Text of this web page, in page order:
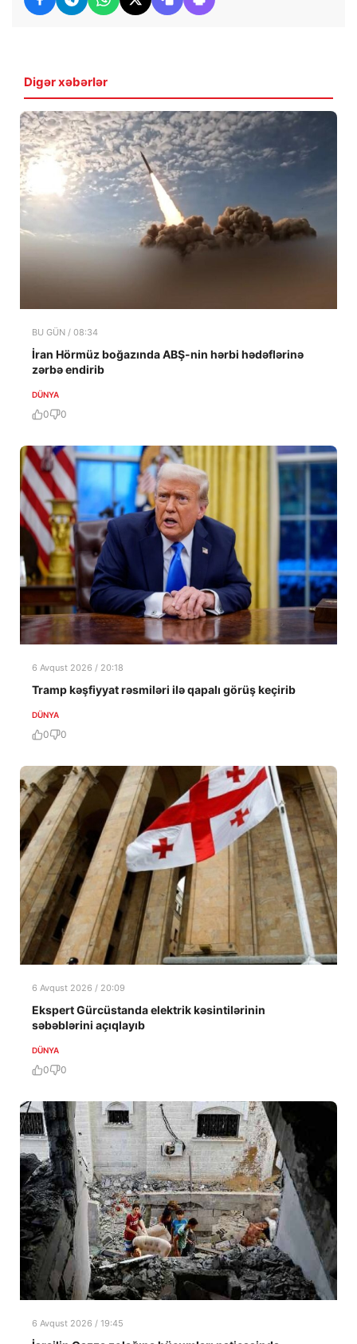
Digər xəbərlər
BU GÜN / 08:34
İran Hörmüz boğazında ABŞ-nin hərbi hədəflərinə
zərbə endirib
DÜNYA
0 0
6 Avqust 2026 / 20:18
Tramp kəşfiyyat rəsmiləri ilə qapalı görüş keçirib
DÜNYA
0 0
6 Avqust 2026 / 20:09
Ekspert Gürcüstanda elektrik kəsintilərinin
səbəblərini açıqlayıb
DÜNYA
0 0
6 Avqust 2026 / 19:45